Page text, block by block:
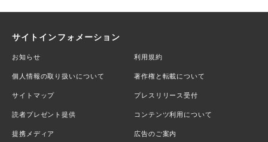
サイトインフォメーション
お知らせ 利用規約
個人情報の取り扱いについて 著作権と転載について
サイトマップ プレスリリース受付
読者プレゼント提供 コンテンツ利用について
提携メディア 広告のご案内